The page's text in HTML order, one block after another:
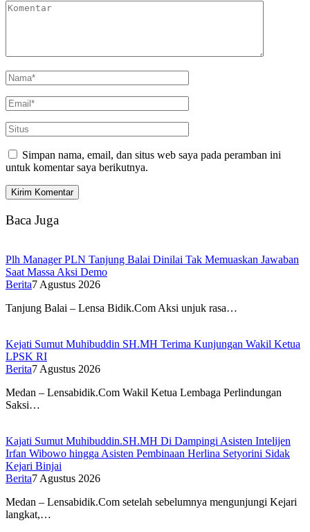
Simpan nama, email, dan situs web saya pada peramban ini
untuk komentar saya berikutnya.
Baca Juga
Plh Manager PLN Tanjung Balai Dinilai Tak Memuaskan Jawaban
Saat Massa Aksi Demo
Berita7 Agustus 2026
Tanjung Balai – Lensa Bidik.Com Aksi unjuk rasa…
Kejati Sumut Muhibuddin SH.MH Terima Kunjungan Wakil Ketua
LPSK RI
Berita7 Agustus 2026
Medan – Lensabidik.Com Wakil Ketua Lembaga Perlindungan
Saksi…
Kajati Sumut Muhibuddin.SH.MH Di Dampingi Asisten Intelijen
Irfan Wibowo hingga Asisten Pembinaan Herlina Setyorini Sidak
Kejari Binjai
Berita7 Agustus 2026
Medan – Lensabidik.Com setelah sebelumnya mengunjungi Kejari
langkat,…